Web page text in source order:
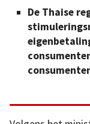
De Thaise